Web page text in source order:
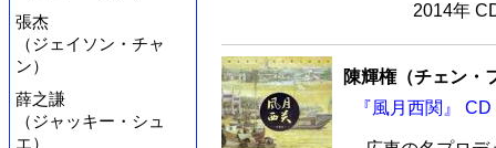
張杰
（ジェイソン・チャ
ン）
薛之謙
（ジャッキー・シュ
エ）
2014年
陳輝権（チェン・
『風月西関』